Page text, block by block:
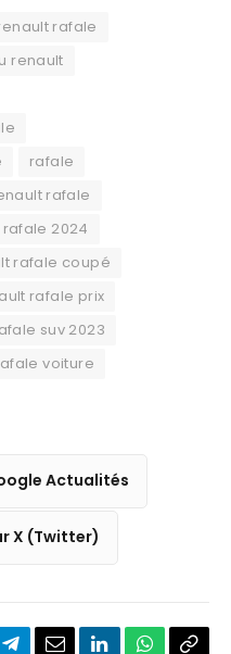
rafale
renault
rafale
rafale
2024
rafale coupé
rafale prix
suv 2023
voiture
Actualités
X (Twitter)